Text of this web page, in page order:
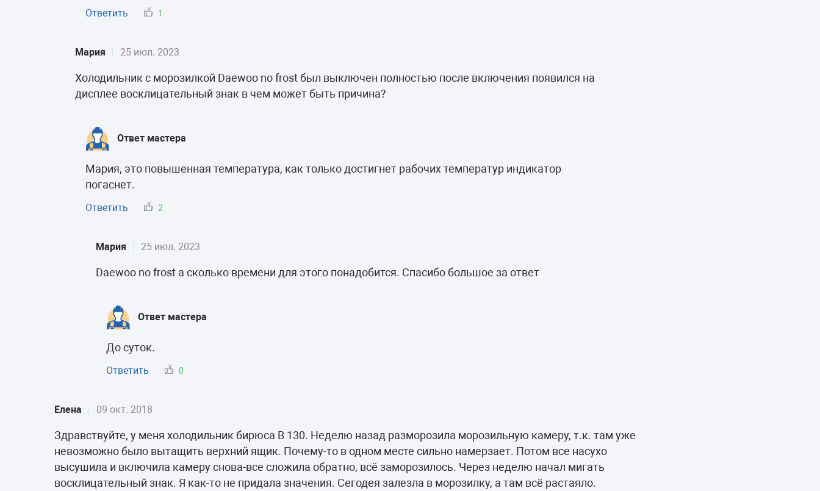
Ответить 1
Мария 25 июл. 2023
Холодильник с морозилкой Daewoo no frost был выключен полностью после включения появился на
дисплее восклицательный знак в чем может быть причина?
Ответ мастера
Мария, это повышенная температура, как только достигнет рабочих температур индикатор
погаснет.
Ответить 2
Мария 25 июл. 2023
Daewoo no frost а сколько времени для этого понадобится. Спасибо большое за ответ
Ответ мастера
До суток.
Ответить 0
Елена 09 окт. 2018
Здравствуйте, у меня холодильник бирюса В 130. Неделю назад разморозила морозильную камеру, т.к. там уже
невозможно было вытащить верхний ящик. Почему-то в одном месте сильно намерзает. Потом все насухо
высушила и включила камеру снова-все сложила обратно, всё заморозилось. Через неделю начал мигать
восклицательный знак. Я как-то не придала значения. Сегодея залезла в морозилку, а там всё растаяло.